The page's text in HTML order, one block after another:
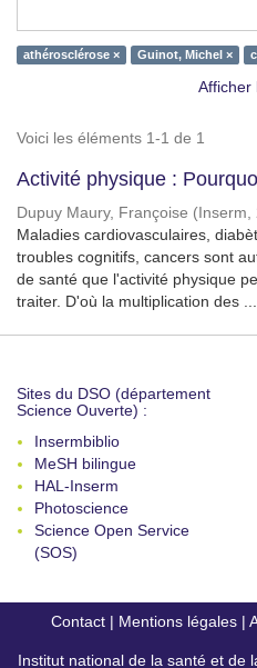
athérosclérose × Guinot, Michel ×
Afficher
Voici les éléments 1-1 de 1
Activité physique :
Dupuy Maury, Françoise ( Inserm,
Maladies cardiovasculaires,
troubles cognitifs, cancers sont
de santé que l'activité physique
traiter. D'où la multiplication des ...
Sites du DSO (département
Science Ouverte) :
Insermbiblio
MeSH bilingue
HAL-Inserm
Photoscience
Science Open Service
(SOS)
Contact | Mentions légales |
Institut national de la santé et de